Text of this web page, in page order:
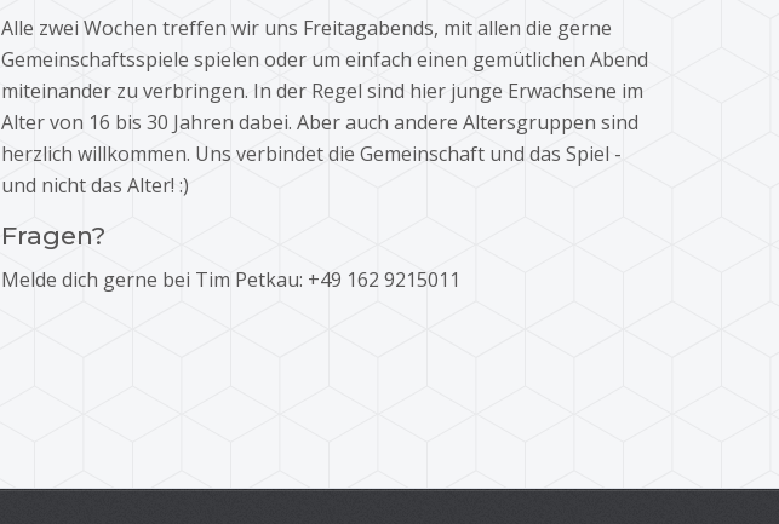
Alle zwei Wochen treffen wir uns Freitagabends, mit allen die gerne
Gemeinschaftsspiele spielen oder um einfach einen gemütlichen Abend
miteinander zu verbringen. In der Regel sind hier junge Erwachsene im
Alter von 16 bis 30 Jahren dabei. Aber auch andere Altersgruppen sind
herzlich willkommen. Uns verbindet die Gemeinschaft und das Spiel -
und nicht das Alter! :)
Fragen?
Melde dich gerne bei Tim Petkau: +49 162 9215011